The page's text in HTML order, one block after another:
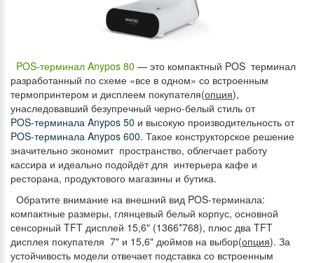
POS-терминал Anypos 80 — это компактный POS терминал
разработанный по схеме «все в одном» со встроенным
термопринтером и дисплеем покупателя(опция),
унаследовавший безупречный черно-белый стиль от
POS-терминала Anypos 50 и высокую производительность от
POS-терминала Anypos 600. Такое конструкторское решение
значительно экономит пространство, облегчает работу
кассира и идеально подойдёт для интерьера кафе и
ресторана, продуктового магазины и бутика.
Обратите внимание на внешний вид POS-терминала:
компактные размеры, глянцевый белый корпус, основной
сенсорный TFT дисплей 15,6" (1366*768), плюс два TFT
дисплея покупателя 7" и 15,6" дюймов на выбор(опция). За
устойчивость модели отвечает подставка со встроенным